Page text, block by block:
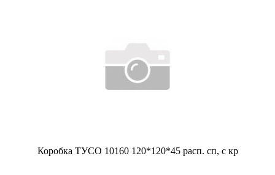
Коробка ТУСО 10160 120*120*45 расп. сп, с кр